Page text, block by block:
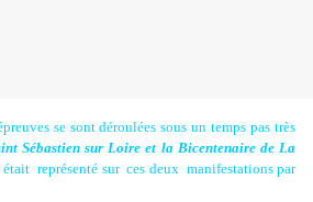
se sont déroulées sous un temps pas très
Sébastien sur Loire et la Bicentenaire de La
était représenté sur ces deux manifestations par